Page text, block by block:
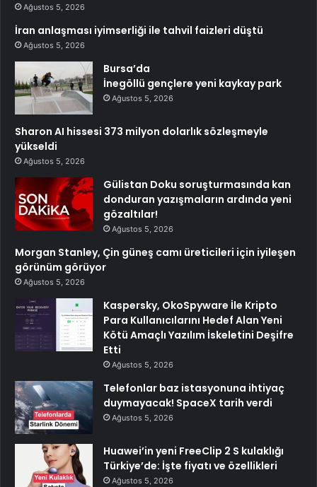
Ağustos 5, 2026
İran anlaşması iyimserliği ile tahvil faizleri düştü
Ağustos 5, 2026
Bursa’da
İnegöllü gençlere yeni kaykay park
Ağustos 5, 2026
Sharon AI hissesi 373 milyon dolarlık sözleşmeyle
yükseldi
Ağustos 5, 2026
Gülistan Doku soruşturmasında kan
donduran yazışmaların ardında yeni
gözaltılar!
Ağustos 5, 2026
Morgan Stanley, Çin güneş camı üreticileri için iyileşen
görünüm görüyor
Ağustos 5, 2026
Kaspersky, OkoSpyware İle Kripto
Para Kullanıcılarını Hedef Alan Yeni
Kötü Amaçlı Yazılım İskeletini Deşifre
Etti
Ağustos 5, 2026
Telefonlar baz istasyonuna ihtiyaç
duymayacak! SpaceX tarih verdi
Ağustos 5, 2026
Huawei’in yeni FreeClip 2 S kulaklığı
Türkiye’de: İşte fiyatı ve özellikleri
Ağustos 5, 2026